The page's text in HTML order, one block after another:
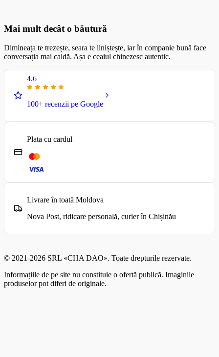
Mai mult decât o băutură
Dimineața te trezește, seara te liniștește, iar în companie bună face
conversația mai caldă. Așa e ceaiul chinezesc autentic.
4.6
100+ recenzii pe Google
Plata cu cardul
Livrare în toată Moldova
Nova Post, ridicare personală, curier în Chișinău
© 2021-2026 SRL «CHA DAO». Toate drepturile rezervate.
Informațiile de pe site nu constituie o ofertă publică. Imaginile
produselor pot diferi de originale.